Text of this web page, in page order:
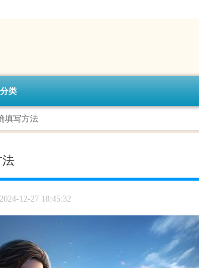
类
填写方法
2024-12-27 18:45:32